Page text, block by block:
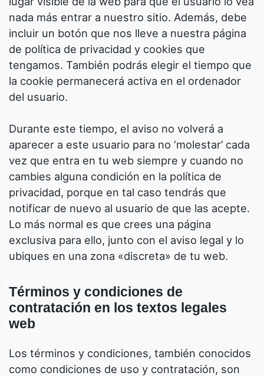
nada más entrar a nuestro sitio. Además, debe
incluir un botón que nos lleve a nuestra página
de política de privacidad y cookies que
tengamos. También podrás elegir el tiempo que
la cookie permanecerá activa en el ordenador
del usuario.
Durante este tiempo, el aviso no volverá a
aparecer a este usuario para no ‘molestar’ cada
vez que entra en tu web siempre y cuando no
cambies alguna condición en la política de
privacidad, porque en tal caso tendrás que
notificar de nuevo al usuario de que las acepte.
Lo más normal es que crees una página
exclusiva para ello, junto con el aviso legal y lo
ubiques en una zona «discreta» de tu web.
Términos y condiciones de
contratación en los textos legales
web
Los términos y condiciones, también conocidos
como condiciones de uso y contratación, son